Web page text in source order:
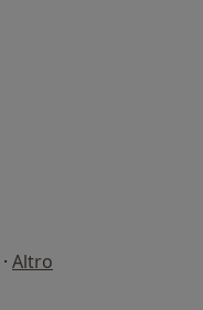
· Altro